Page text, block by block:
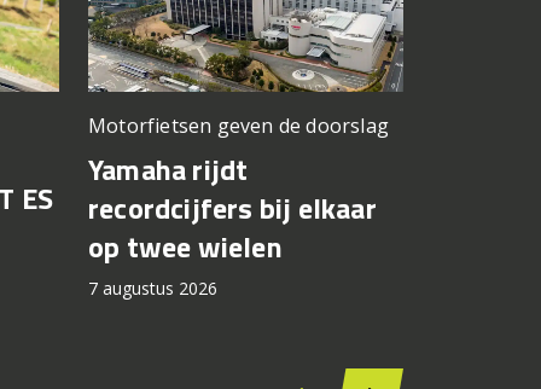
ES
Motorfietsen geven de doorslag
Yamaha rijdt
recordcijfers bij elkaar
op twee wielen
7 augustus 2026